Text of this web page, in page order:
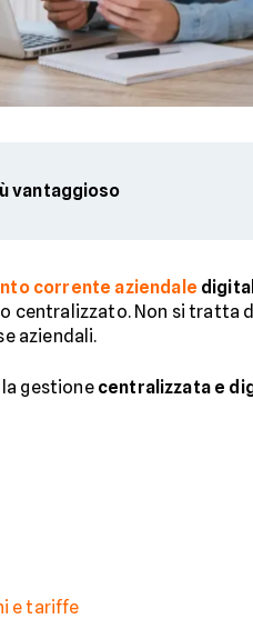
vantaggioso
corrente aziendale
centralizzato. Non si tratta
aziendali.
la gestione centralizzata e
e tariffe